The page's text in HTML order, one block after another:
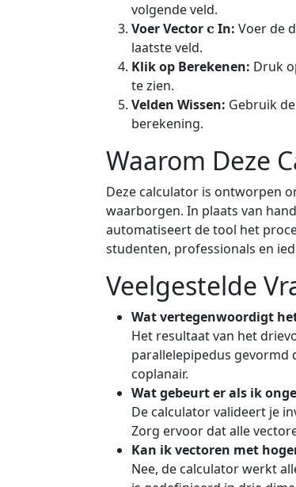
volgende veld.
Voer Vector
c
In: Voer de
laatste veld.
Klik op Berekenen: Druk
te zien.
Velden Wissen: Gebruik de
berekening.
Waarom Deze
Deze calculator is ontworpen
waarborgen. In plaats van
automatiseert de tool het
studenten, professionals en
Veelgestelde
Wat vertegenwoordigt
Het resultaat van het
parallelepipedus gevormd
coplanair.
Wat gebeurt er als ik
De calculator valideert je
Zorg ervoor dat alle
Kan ik vectoren met
Nee, de calculator werkt